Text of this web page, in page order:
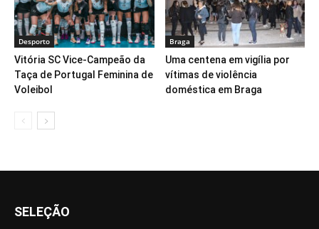
Desporto
Vitória SC Vice-Campeão da
Taça de Portugal Feminina de
Voleibol
Braga
Uma centena em vigília por
vítimas de violência
doméstica em Braga
SELEÇÃO